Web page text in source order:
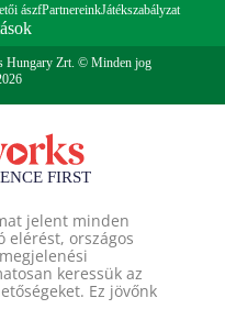
ászfPartnereinkJátékszabályzat
Hungary Zrt. © Minden jog
jelent minden
elérést, országos
keressük az
Ez jövőnk